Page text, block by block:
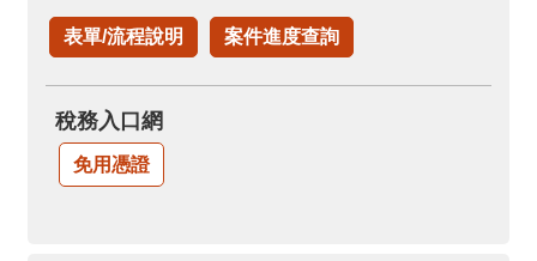
表單/流程說明 案件進度查詢
稅務入口網
免用憑證